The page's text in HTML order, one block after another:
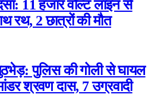
11 हजार वोल्ट लाइन से
रथ, 2 छात्रों की मौत
पुलिस की गोली से घायल
श्रवण दास, 7 उग्रवादी